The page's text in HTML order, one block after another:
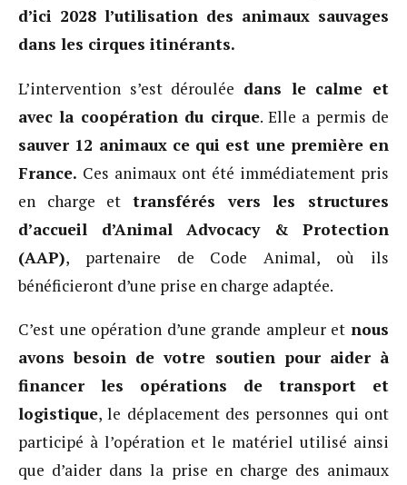
d’ici 2028 l’utilisation des animaux sauvages
dans les cirques itinérants.
L’intervention s’est déroulée dans le calme et
avec la coopération du cirque. Elle a permis de
sauver 12 animaux ce qui est une première en
France. Ces animaux ont été immédiatement pris
en charge et transférés vers les structures
d’accueil d’Animal Advocacy & Protection
(AAP), partenaire de Code Animal, où ils
bénéficieront d’une prise en charge adaptée.
C’est une opération d’une grande ampleur et nous
avons besoin de votre soutien pour aider à
financer les opérations de transport et
logistique, le déplacement des personnes qui ont
participé à l’opération et le matériel utilisé ainsi
que d’aider dans la prise en charge des animaux